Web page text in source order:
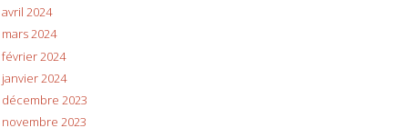
avril 2024
mars 2024
février 2024
janvier 2024
décembre 2023
novembre 2023